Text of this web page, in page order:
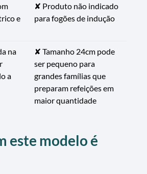
e
✘ Produto não indicado
para fogões de indução
na
a
✘ Tamanho 24cm pode
ser pequeno para
grandes famílias que
preparam refeições em
maior quantidade
este modelo é